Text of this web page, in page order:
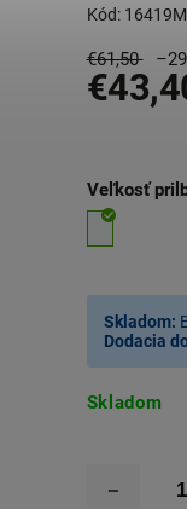
Kód: 16419M
€61,50
Skladom
Veľkosť
Skladom:
Dodacia